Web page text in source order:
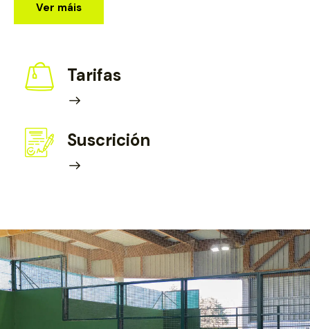
Ver máis
Tarifas
Suscrición